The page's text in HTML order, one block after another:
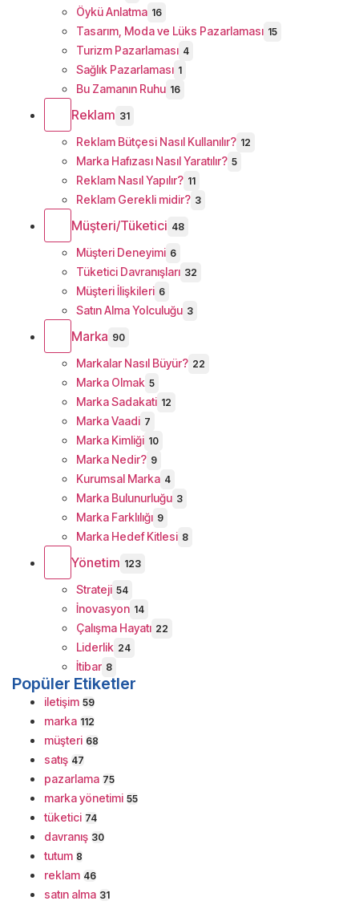
Öykü Anlatma 16
Tasarım, Moda ve Lüks Pazarlaması 15
Turizm Pazarlaması 4
Sağlık Pazarlaması 1
Bu Zamanın Ruhu 16
Reklam 31
Reklam Bütçesi Nasıl Kullanılır? 12
Marka Hafızası Nasıl Yaratılır? 5
Reklam Nasıl Yapılır? 11
Reklam Gerekli midir? 3
Müşteri/Tüketici 48
Müşteri Deneyimi 6
Tüketici Davranışları 32
Müşteri İlişkileri 6
Satın Alma Yolculuğu 3
Marka 90
Markalar Nasıl Büyür? 22
Marka Olmak 5
Marka Sadakati 12
Marka Vaadi 7
Marka Kimliği 10
Marka Nedir? 9
Kurumsal Marka 4
Marka Bulunurluğu 3
Marka Farklılığı 9
Marka Hedef Kitlesi 8
Yönetim 123
Strateji 54
İnovasyon 14
Çalışma Hayatı 22
Liderlik 24
İtibar 8
Popüler Etiketler
iletişim 59
marka 112
müşteri 68
satış 47
pazarlama 75
marka yönetimi 55
tüketici 74
davranış 30
tutum 8
reklam 46
satın alma 31